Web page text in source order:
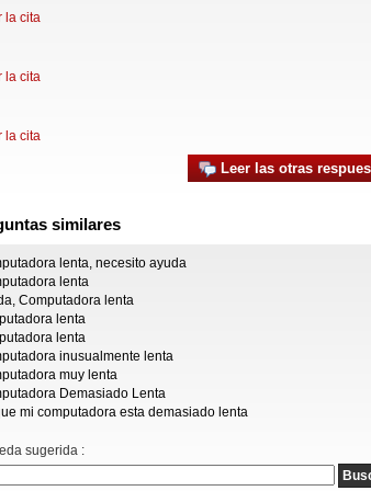
la cita
la cita
la cita
Leer las otras
similares
lenta, necesito ayuda
lenta
Computadora lenta
lenta
lenta
inusualmente lenta
muy lenta
Demasiado Lenta
mi computadora esta demasiado lenta
sugerida :